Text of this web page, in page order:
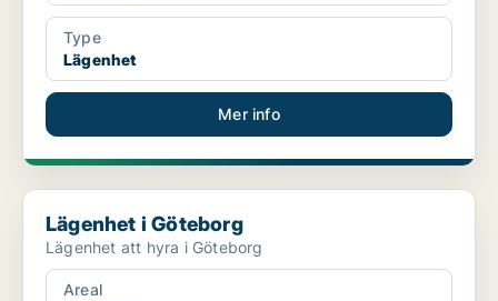
Type
Lägenhet
Mer info
Lägenhet i Göteborg
Lägenhet i Göteborg
Lägenhet att hyra i Göteborg
Areal